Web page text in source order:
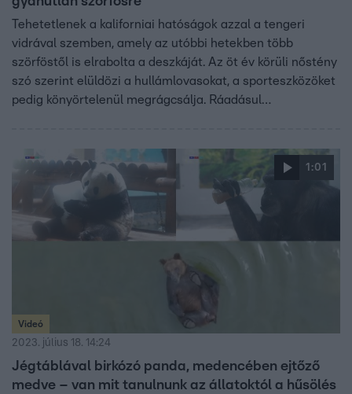
Tehetetlenek a kaliforniai hatóságok azzal a tengeri
vidrával szemben, amely az utóbbi hetekben több
szörföstől is elrabolta a deszkáját. Az öt év körüli nőstény
szó szerint elüldözi a hullámlovasokat, a sporteszközöket
pedig könyörtelenül megrágcsálja. Ráadásul
1:01
Videó
2023. július 18. 14:24
Jégtáblával birkózó panda, medencében ejtőző
medve – van mit tanulnunk az állatoktól a hűsölés